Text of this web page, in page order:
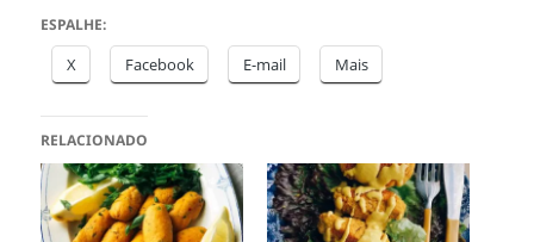
ESPALHE:
X Facebook E-mail Mais
RELACIONADO